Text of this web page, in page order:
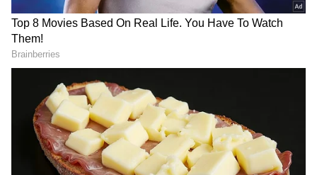
Image Credit :
ரிஷப ராசியினருக்கு இந்த வாரம்
பொருளாதார ரீதியாகப் பெரும்
முன்னேற்றம் ஏற்படும். தொழில் மற்றும்
வியாபாரத்தில் எதிர்பார்த்ததை விட அதிக